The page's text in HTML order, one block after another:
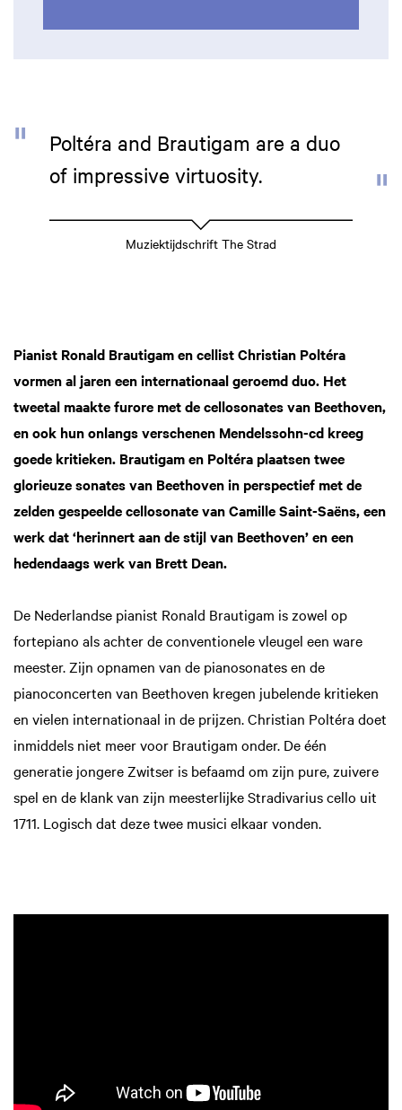
Poltéra and Brautigam are a duo
of impressive virtuosity.
Muziektijdschrift The Strad
Pianist Ronald Brautigam en cellist Christian Poltéra
vormen al jaren een internationaal geroemd duo. Het
tweetal maakte furore met de cellosonates van Beethoven,
en ook hun onlangs verschenen Mendelssohn-cd kreeg
goede kritieken. Brautigam en Poltéra plaatsen twee
glorieuze sonates van Beethoven in perspectief met de
zelden gespeelde cellosonate van Camille Saint-Saëns, een
werk dat ‘herinnert aan de stijl van Beethoven’ en een
hedendaags werk van Brett Dean.
De Nederlandse pianist Ronald Brautigam is zowel op
fortepiano als achter de conventionele vleugel een ware
meester. Zijn opnamen van de pianosonates en de
pianoconcerten van Beethoven kregen jubelende kritieken
en vielen internationaal in de prijzen. Christian Poltéra doet
inmiddels niet meer voor Brautigam onder. De één
generatie jongere Zwitser is befaamd om zijn pure, zuivere
spel en de klank van zijn meesterlijke Stradivarius cello uit
1711. Logisch dat deze twee musici elkaar vonden.